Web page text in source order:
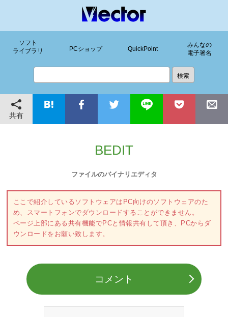
ソフト
ライブラリ
PCショップ QuickPoint
みんなの
電子署名
共有
BEDIT
ファイルのバイナリエディタ
ここで紹介しているソフトウェアはPC向けのソフトウェアのた
め、スマートフォンでダウンロードすることができません。
ページ上部にある共有機能でPCと情報共有して頂き、PCからダ
ウンロードをお願い致します。
コメント